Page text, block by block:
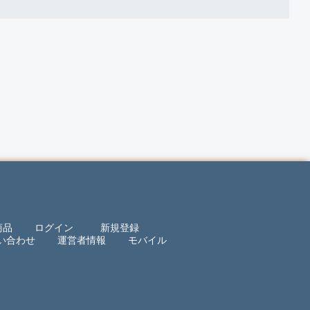
品 ログイン
新規登録
合わせ
運営者情報 モバイル